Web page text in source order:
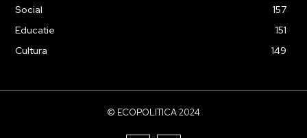
Social
157
Educatie
151
Cultura
149
© ECOPOLITICA 2024